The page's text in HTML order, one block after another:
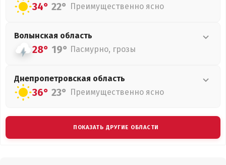
34° 22° Преимущественно ясно
Волынская область
28° 19° Пасмурно, грозы
Днепропетровская область
36° 23° Преимущественно ясно
ПОКАЗАТЬ ДРУГИЕ ОБЛАСТИ